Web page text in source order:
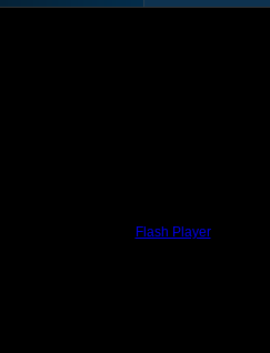
Flash Playerinstalled